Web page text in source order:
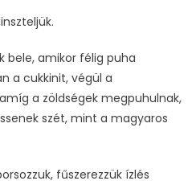
bele, amikor félig puha
a cukkinit, végül a
a zöldségek megpuhulnak,
szét, mint a magyaros
fűszerezzük ízlés